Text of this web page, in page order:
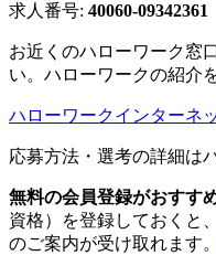
求人番号: 40060-09342361
お近くのハローワーク窓
い。ハローワークの紹介
ハローワークインターネ
応募方法・選考の詳細は
無料の会員登録がおすす
資格）を登録しておくと
のご案内が受け取れます。